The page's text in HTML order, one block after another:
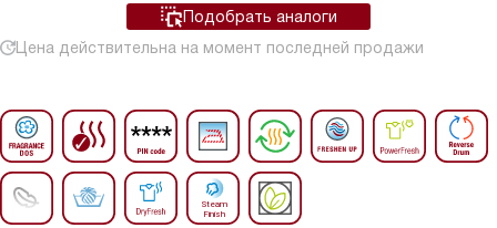
Подобрать аналоги
Цена действительна на момент последней продажи